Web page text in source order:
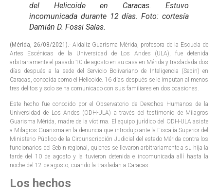
del Helicoide en Caracas. Estuvo
incomunicada durante 12 días. Foto: cortesía
Damián D. Fossi Salas.
(Mérida, 26/08/2021).- Aidaliz Guarisma Mérida, profesora de la Escuela de
Artes Escénicas de la Universidad de Los Andes (ULA), fue detenida
arbitrariamente el pasado 10 de agosto en su casa en Mérida y trasladada dos
días después a la sede del Servicio Bolivariano de Inteligencia (Sebin) en
Caracas, conocida como el Helicoide. 16 días después se le imputan al menos
tres delitos y solo se ha comunicado con sus familiares en dos ocasiones.
Este hecho fue conocido por el Observatorio de Derechos Humanos de la
Universidad de Los Andes (ODH-ULA) a través del testimonio de Milagros
Guarisma Mérida, madre de la víctima. El equipo jurídico del ODH-ULA asiste
a Milagros Guarisma en la denuncia que introdujo ante la Fiscalía Superior del
Ministerio Público de la Circunscripción Judicial del estado Mérida contra los
funcionarios del Sebin regional, quienes se llevaron arbitrariamente a su hija la
tarde del 10 de agosto y la tuvieron detenida e incomunicada allí hasta la
noche del 12 de agosto, cuando la trasladan a Caracas.
Los hechos